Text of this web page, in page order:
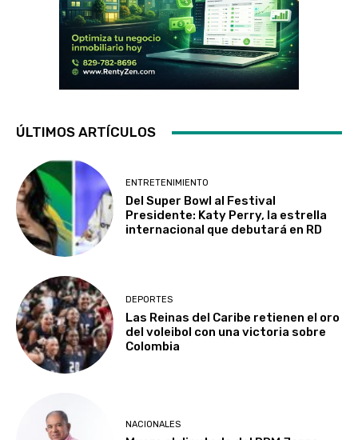
ÚLTIMOS ARTÍCULOS
ENTRETENIMIENTO
Del Super Bowl al Festival
Presidente: Katy Perry, la estrella
internacional que debutará en RD
DEPORTES
Las Reinas del Caribe retienen el oro
del voleibol con una victoria sobre
Colombia
NACIONALES